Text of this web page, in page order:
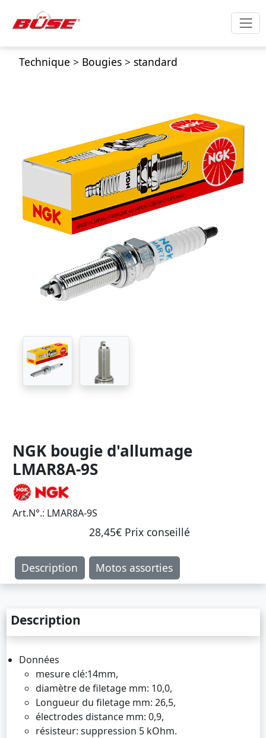
Technique > Bougies> standard
NGK bougie d'allumage
LMAR8A-9S
Art.N°.: LMAR8A-9S
28,45€ Prix ​​conseillé
Description Motos assorties
Description
Données
mesure clé:14mm,
diamètre de filetage mm: 10,0,
Longueur du filetage mm: 26,5,
électrodes distance mm: 0,9,
résisteur: suppression 5 kOhm.